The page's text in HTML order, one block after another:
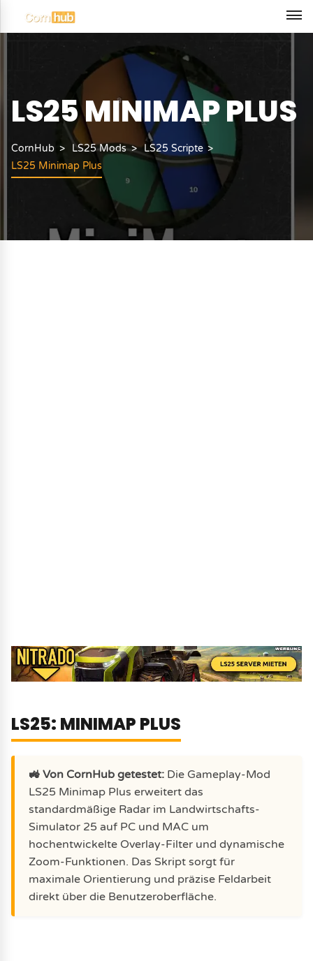
LS25 MINIMAP PLUS
CornHub LS25 Mods
LS25 Scripte
LS25 Minimap Plus
LS25: MINIMAP PLUS
🚜 Von CornHub getestet: Die Gameplay-Mod
LS25 Minimap Plus erweitert das
standardmäßige Radar im Landwirtschafts-
Simulator 25 auf PC und MAC um
hochentwickelte Overlay-Filter und dynamische
Zoom-Funktionen. Das Skript sorgt für
maximale Orientierung und präzise Feldarbeit
direkt über die Benutzeroberfläche.